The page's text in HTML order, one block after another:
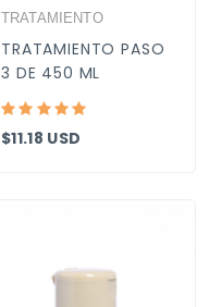
TRATAMIENTO
TRATAMIENTO PASO
3 DE 450 ML
$11.18 USD